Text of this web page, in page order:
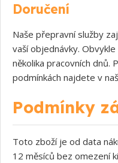
Doručení
Naše přepravní služby
vaší objednávky.
několika pracovních dnů.
podmínkách najdete v
Podmínky
Toto zboží je od data
12 měsíců bez omezení